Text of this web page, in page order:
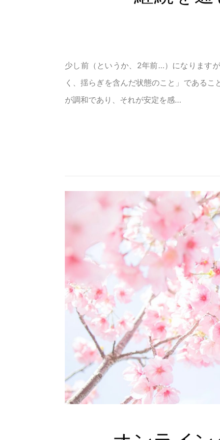
少し前（というか、2年前…）になります
く、揺らぎを含んだ状態のこと」である
が調和であり、それが安定を感…